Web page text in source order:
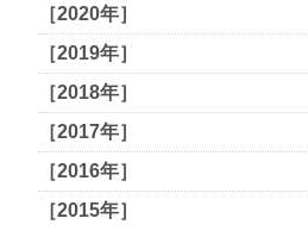
［2020年］
［2019年］
［2018年］
［2017年］
［2016年］
［2015年］